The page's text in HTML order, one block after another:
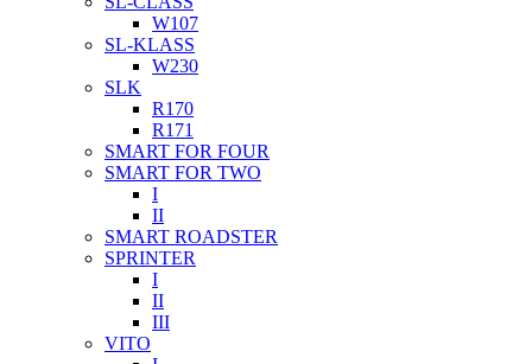
W107
SL-KLASS
W230
SLK
R170
R171
SMART FOR FOUR
SMART FOR TWO
I
II
SMART ROADSTER
SPRINTER
I
II
III
VITO